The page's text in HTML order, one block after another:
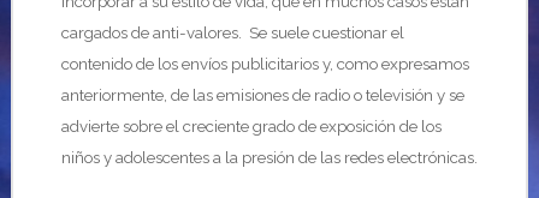
cargados de anti-valores. Se suele cuestionar el
contenido de los envíos publicitarios y, como expresamos
anteriormente, de las emisiones de radio o televisión y se
advierte sobre el creciente grado de exposición de los
niños y adolescentes a la presión de las redes electrónicas.